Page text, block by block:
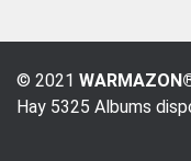
© 2021
Hay 5325 Albums